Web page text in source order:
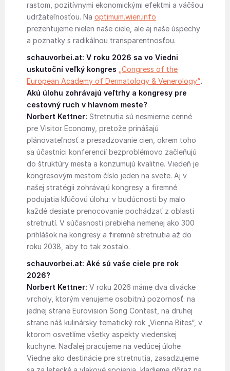
rastom, pozitívnymi ekonomickými efektmi a väčšou
udržateľnosťou. Na optimum.wien.info
prezentujeme nielen naše ciele, ale aj naše úspechy
a poznatky s radikálnou transparentnosťou.
schauvorbei.at: V roku 2026 sa vo Viedni
uskutoční veľký kongres
„Congress of the
European Academy of Dermatology & Venerology“.
Akú úlohu zohrávajú veľtrhy a kongresy pre
cestovný ruch v hlavnom meste?
Norbert Kettner: Stretnutia sú nesmierne cenné
pre Visitor Economy, pretože prinášajú
plánovateľnosť a presadzovanie cien, okrem toho
sa účastníci konferencií bezproblémovo začleňujú
do štruktúry mesta a konzumujú kvalitne. Viedeň je
kongresovým mestom číslo jeden na svete. Aj v
našej stratégii zohrávajú kongresy a firemné
podujatia kľúčovú úlohu: v budúcnosti by malo
každé desiate prenocovanie pochádzať z oblasti
stretnutí. V súčasnosti prebieha nemenej ako 300
prihlášok na kongresy a firemné stretnutia až do
roku 2038, aby to tak zostalo.
schauvorbei.at: Aké sú vaše ciele pre rok
2026?
Norbert Kettner: V roku 2026 máme dva divácke
vrcholy, ktorým venujeme osobitnú pozornosť: na
jednej strane Eurovision Song Contest, na druhej
strane náš kulinársky tematický rok „Vienna Bites“, v
ktorom osvetlíme všetky aspekty viedenskej
kuchyne. Naďalej pracujeme na vedúcej úlohe
Viedne ako destinácie pre stretnutia, zasadzujeme